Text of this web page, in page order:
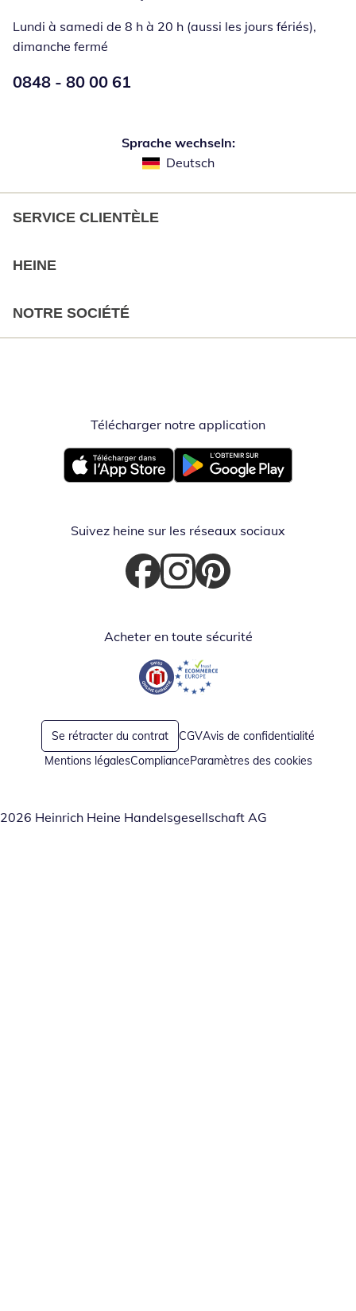
Lundi à samedi de 8 h à 20 h (aussi les jours fériés),
dimanche fermé
Numéro de téléphone:
0848 - 80 00 61
Sprache wechseln:
Deutsch
SERVICE CLIENTÈLE
HEINE
NOTRE SOCIÉTÉ
Télécharger notre application
Opent in nieuw vensterOpent in nieuw venster
Suivez heine sur les réseaux sociaux
Opent in nieuw venster
Opent in nieuw venster
Opent in nieuw venster
Acheter en toute sécurité
Opent in nieuw venster
Opent in nieuw venster
Se rétracter du contrat CGVAvis de confidentialité
Mentions légalesComplianceParamètres des cookies
2026 Heinrich Heine Handelsgesellschaft AG